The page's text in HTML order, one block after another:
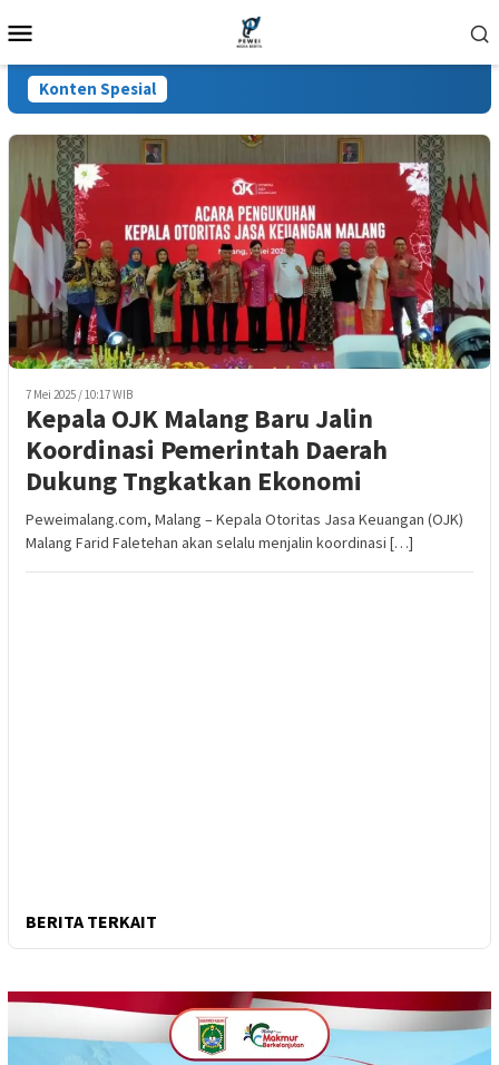
ke
Mobile
Konten Spesial
7 Mei 2025 / 10:17 WIB
Kepala OJK Malang Baru Jalin
Koordinasi Pemerintah Daerah
Dukung Tngkatkan Ekonomi
Peweimalang.com, Malang – Kepala Otoritas Jasa Keuangan (OJK)
Malang Farid Faletehan akan selalu menjalin koordinasi […]
BERITA TERKAIT